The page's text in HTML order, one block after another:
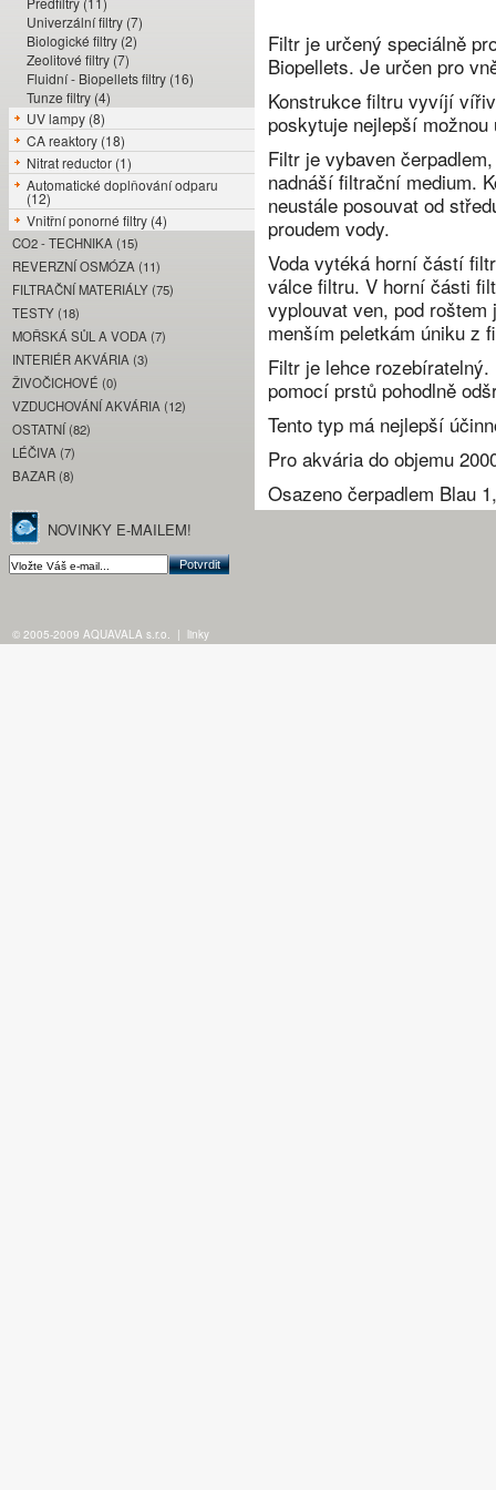
Univerzální filtry (7)
Biologické filtry (2)
Zeolitové filtry (7)
Fluidní - Biopellets filtry (16)
Tunze filtry (4)
UV lampy (8)
CA reaktory (18)
Nitrat reductor (1)
Automatické doplňování odparu
(12)
Vnitřní ponorné filtry (4)
CO2 - TECHNIKA (15)
REVERZNÍ OSMÓZA (11)
FILTRAČNÍ MATERIÁLY (75)
TESTY (18)
MOŘSKÁ SŮL A VODA (7)
INTERIÉR AKVÁRIA (3)
ŽIVOČICHOVÉ (0)
VZDUCHOVÁNÍ AKVÁRIA (12)
OSTATNÍ (82)
LÉČIVA (7)
BAZAR (8)
NOVINKY E-MAILEM!
Filtr je určený speciálně
Biopellets. Je určen pro
Konstrukce filtru vyvíjí
poskytuje nejlepší
Filtr je vybaven
nadnáší filtrační medium.
neustále posouvat od
proudem vody.
Voda vytéká horní částí
válce filtru. V horní části
vyplouvat ven, pod
menším peletkám úniku z
Filtr je lehce
pomocí prstů pohodlně
Tento typ má nejlepší
Pro akvária do objemu
Osazeno čerpadlem Blau
© 2005-2009 AQUAVALA s.r.o. | linky